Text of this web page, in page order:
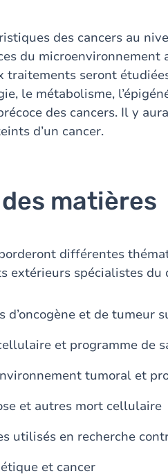
des cancers au
du microenvironnement
traitements seront
le métabolisme,
des cancers. Il y
d’un cancer.
matières
différentes
extérieurs spécialistes du
d’oncogène et de tumeur
et programme de
tumoral et
et autres mort cellulaire
utilisés en recherche
et cancer